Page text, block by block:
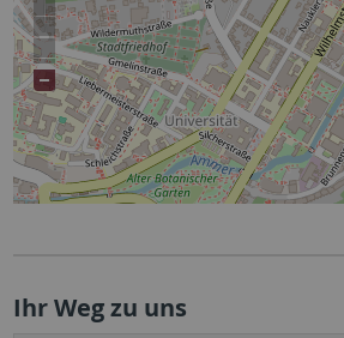
Ihr Weg zu uns